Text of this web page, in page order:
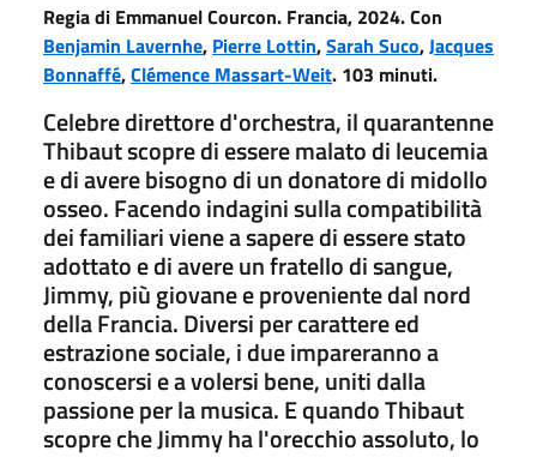
Regia di Emmanuel Courcon. Francia, 2024. Con
Benjamin Lavernhe, Pierre Lottin,Sarah Suco,Jacques
Bonnaffé,Clémence Massart-Weit. 103 minuti.
Celebre direttore d'orchestra, il quarantenne
Thibaut scopre di essere malato di leucemia
e di avere bisogno di un donatore di midollo
osseo. Facendo indagini sulla compatibilità
dei familiari viene a sapere di essere stato
adottato e di avere un fratello di sangue,
Jimmy, più giovane e proveniente dal nord
della Francia. Diversi per carattere ed
estrazione sociale, i due impareranno a
conoscersi e a volersi bene, uniti dalla
passione per la musica. E quando Thibaut
scopre che Jimmy ha l'orecchio assoluto, lo